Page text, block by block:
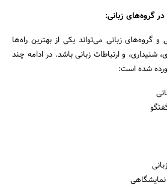
گروه‌های زبانی:
گروه‌های زبانی می‌تواند یکی از بهترین راه‌ها
شنیداری، و ارتباطات زبانی باشد. در ادامه چند
شده است:
نمایشگاهی